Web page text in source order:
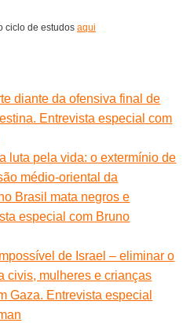
ciclo de estudos aqui
diante da ofensiva final de
Entrevista especial com
luta pela vida: o extermínio de
médio-oriental da
Brasil mata negros e
especial com Bruno
de Israel – eliminar o
civis, mulheres e crianças
Gaza. Entrevista especial